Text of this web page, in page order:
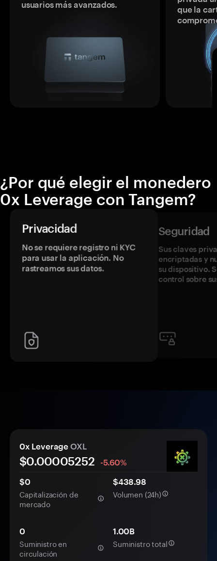
usuarios más avanzados.
que la
¿Por qué elegir el monedero
0x Leverage con Tangem?
Privacidad
No se requiere registro ni KYC
para usar la aplicación. No
rastreamos sus datos.
Seguridad
Sus claves
encriptadas y
su dispositivo.
control sobre
0x Leverage OXL
$0.00005252
-5.60%
$0
Capitalización de
mercado
$438.98
Volumen (24h)
0
Suministro en
circulación
1.00B
Suministro total